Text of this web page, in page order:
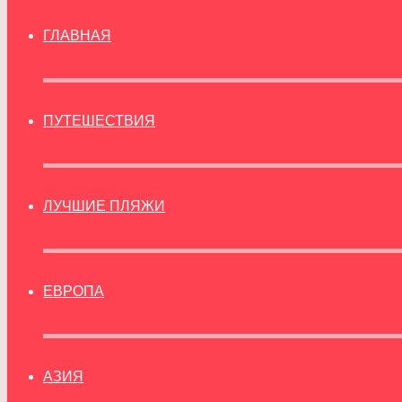
ГЛАВНАЯ
ПУТЕШЕСТВИЯ
ЛУЧШИЕ ПЛЯЖИ
ЕВРОПА
АЗИЯ